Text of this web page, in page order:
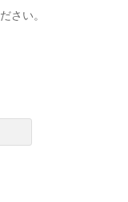
さい。